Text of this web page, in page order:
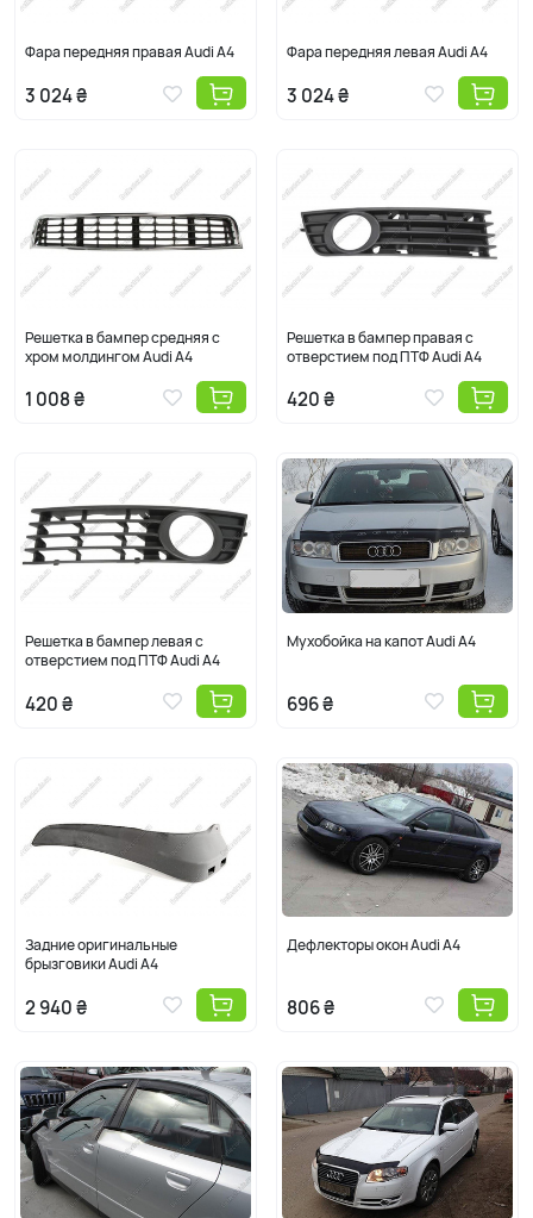
Фара передняя правая Audi A4
3 024 ₴
Фара передняя левая Audi A4
3 024 ₴
Решетка в бампер средняя с
хром молдингом Audi A4
1 008 ₴
Решетка в бампер правая с
отверстием под ПТФ Audi A4
420 ₴
Решетка в бампер левая с
отверстием под ПТФ Audi A4
420 ₴
Мухобойка на капот Audi A4
696 ₴
Задние оригинальные
брызговики Audi A4
2 940 ₴
Дефлекторы окон Audi A4
806 ₴